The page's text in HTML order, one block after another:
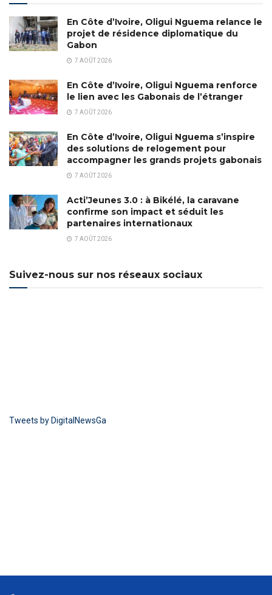
En Côte d’Ivoire, Oligui Nguema relance le
projet de résidence diplomatique du
Gabon
7 AOÛT 2026
En Côte d’Ivoire, Oligui Nguema renforce
le lien avec les Gabonais de l’étranger
7 AOÛT 2026
En Côte d’Ivoire, Oligui Nguema s’inspire
des solutions de relogement pour
accompagner les grands projets gabonais
7 AOÛT 2026
Acti’Jeunes 3.0 : à Bikélé, la caravane
confirme son impact et séduit les
partenaires internationaux
7 AOÛT 2026
Suivez-nous sur nos réseaux sociaux
Tweets by DigitalNewsGa